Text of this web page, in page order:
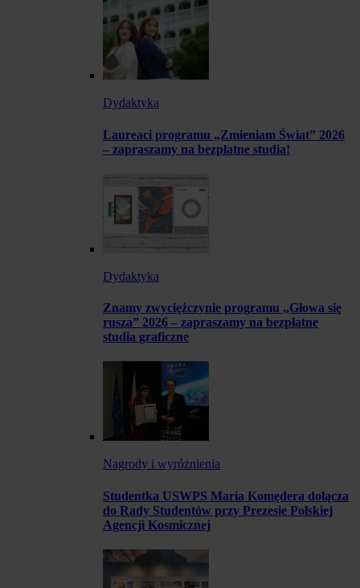
Dydaktyka
Laureaci programu „Zmieniam Świat” 2026
– zapraszamy na bezpłatne studia!
Dydaktyka
Znamy zwyciężczynie programu „Głowa się
rusza” 2026 – zapraszamy na bezpłatne
studia graficzne
Nagrody i wyróżnienia
Studentka USWPS Maria Komędera dołącza
do Rady Studentów przy Prezesie Polskiej
Agencji Kosmicznej